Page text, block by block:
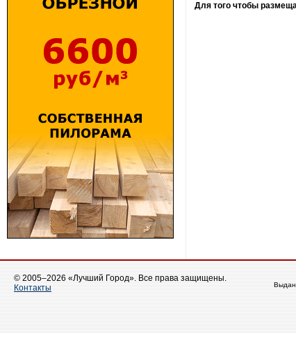
Для того чтобы
© 2005–2026 «Лучший Город». Все права защищены.
Контакты
Выдан